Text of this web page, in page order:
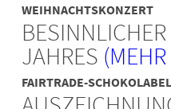
WEIHNACHTSKONZERT
JAHRES
FAIRTRADE-